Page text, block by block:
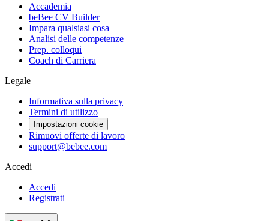
Accademia
beBee CV Builder
Impara qualsiasi cosa
Analisi delle competenze
Prep. colloqui
Coach di Carriera
Legale
Informativa sulla privacy
Termini di utilizzo
Impostazioni cookie
Rimuovi offerte di lavoro
support@bebee.com
Accedi
Accedi
Registrati